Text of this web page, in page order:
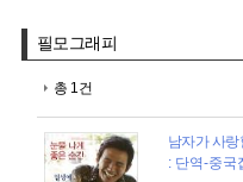
필모그래피
총 1건
남자가 사
: 단역-중국